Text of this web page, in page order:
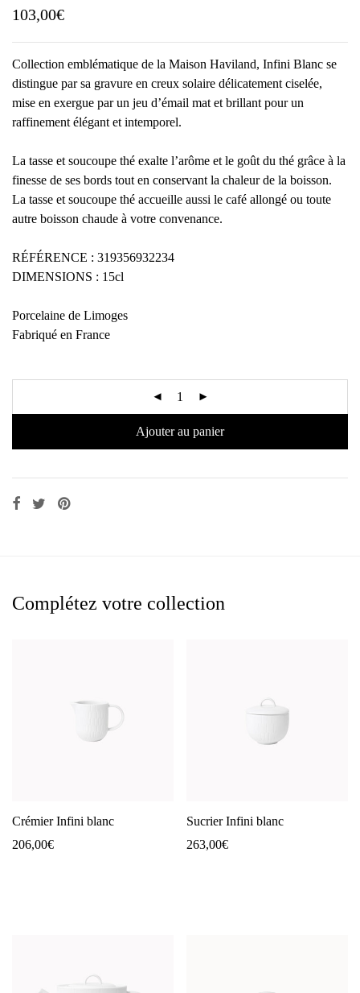
103,00€
Collection emblématique de la Maison Haviland, Infini Blanc se
distingue par sa gravure en creux solaire délicatement ciselée,
mise en exergue par un jeu d’émail mat et brillant pour un
raffinement élégant et intemporel.
La tasse et soucoupe thé exalte l’arôme et le goût du thé grâce à la
finesse de ses bords tout en conservant la chaleur de la boisson.
La tasse et soucoupe thé accueille aussi le café allongé ou toute
autre boisson chaude à votre convenance.
RÉFÉRENCE : 319356932234
DIMENSIONS : 15cl
Porcelaine de Limoges
Fabriqué en France
Ajouter au panier
Complétez votre collection
Crémier Infini blanc
206,00€
Sucrier Infini blanc
263,00€